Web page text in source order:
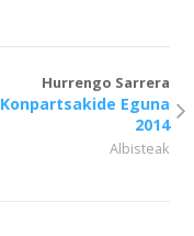
Hurrengo Sarrera
Konpartsakide Eguna
2014
Albisteak